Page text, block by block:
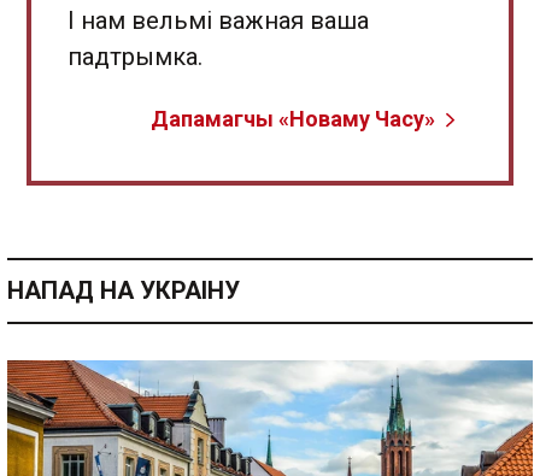
І нам вельмі важная ваша
падтрымка.
Дапамагчы «Новаму Часу»
НАПАД НА УКРАІНУ